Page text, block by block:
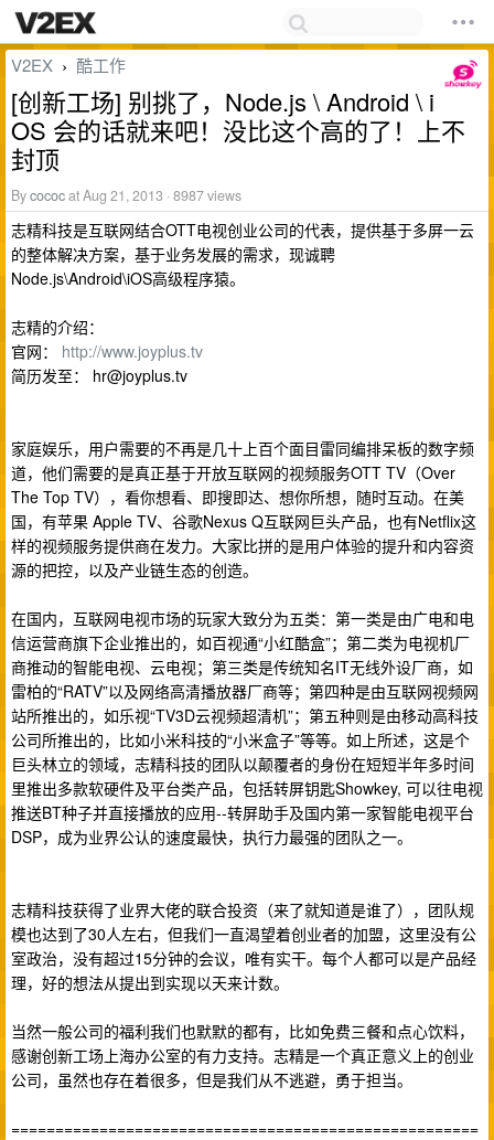
V2EX › 酷工作
[创新工场] 别挑了，Node.js \ Android \ i
OS 会的话就来吧！没比这个高的了！上不
封顶
Bycococat Aug 21, 2013 · 8987 views
志精科技是互联网结合OTT电视创业公司的代表，提供基于多屏一云
的整体解决方案，基于业务发展的需求，现诚聘
Node.js\Android\iOS高级程序猿。
志精的介绍：
官网： http://www.joyplus.tv
简历发至： hr@joyplus.tv
家庭娱乐，用户需要的不再是几十上百个面目雷同编排呆板的数字频
道，他们需要的是真正基于开放互联网的视频服务OTT TV（Over
The Top TV），看你想看、即搜即达、想你所想，随时互动。在美
国，有苹果 Apple TV、谷歌Nexus Q互联网巨头产品，也有Netflix这
样的视频服务提供商在发力。大家比拼的是用户体验的提升和内容资
源的把控，以及产业链生态的创造。
在国内，互联网电视市场的玩家大致分为五类：第一类是由广电和电
信运营商旗下企业推出的，如百视通“小红酷盒”；第二类为电视机厂
商推动的智能电视、云电视；第三类是传统知名IT无线外设厂商，如
雷柏的“RATV”以及网络高清播放器厂商等；第四种是由互联网视频网
站所推出的，如乐视“TV3D云视频超清机”；第五种则是由移动高科技
公司所推出的，比如小米科技的“小米盒子”等等。如上所述，这是个
巨头林立的领域，志精科技的团队以颠覆者的身份在短短半年多时间
里推出多款软硬件及平台类产品，包括转屏钥匙Showkey, 可以往电视
推送BT种子并直接播放的应用--转屏助手及国内第一家智能电视平台
DSP，成为业界公认的速度最快，执行力最强的团队之一。
志精科技获得了业界大佬的联合投资（来了就知道是谁了），团队规
模也达到了30人左右，但我们一直渴望着创业者的加盟，这里没有公
室政治，没有超过15分钟的会议，唯有实干。每个人都可以是产品经
理，好的想法从提出到实现以天来计数。
当然一般公司的福利我们也默默的都有，比如免费三餐和点心饮料，
感谢创新工场上海办公室的有力支持。志精是一个真正意义上的创业
公司，虽然也存在着很多，但是我们从不逃避，勇于担当。
=====================================================